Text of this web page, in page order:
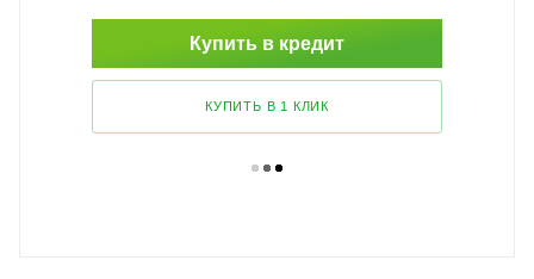
Купить в кредит
КУПИТЬ В 1 КЛИК